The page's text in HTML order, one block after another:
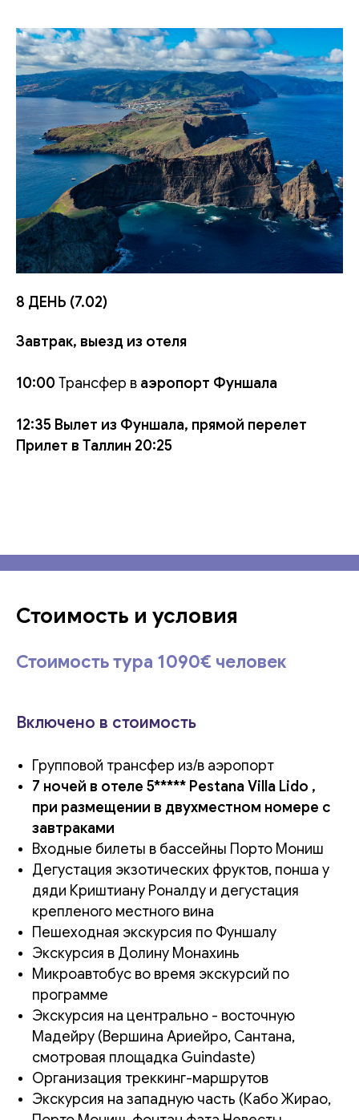
8 ДЕНЬ (7.02)
Завтрак, выезд из отеля
10:00Трансфер в аэропорт Фуншала
12:35 Вылет из Фуншала, прямой перелет
Прилет в Таллин 20:25
Стоимость и условия
Стоимость тура 1090€ человек
Включено в стоимость
Групповой трансфер из/в аэропорт
7 ночей в отеле 5***** Pestana Villa Lido ,
при размещении в двухместном номере с
завтраками
Входные билеты в бассейны Порто Мониш
Дегустация экзотических фруктов, понша у
дяди Криштиану Роналду и дегустация
крепленого местного вина
Пешеходная экскурсия по Фуншалу
Экскурсия в Долину Монахинь
Микроавтобус во время экскурсий по
программе
Экскурсия на центрально - восточную
Мадейру (Вершина Ариейро, Сантана,
смотровая площадка Guindaste)
Организация треккинг-маршрутов
Экскурсия на западную часть (Кабо Жирао,